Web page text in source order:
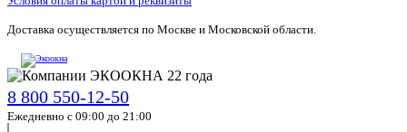
Доставка осуществляется по Москве и Московской области.
8 800 550-12-50
Ежедневно с 09:00 до 21:00